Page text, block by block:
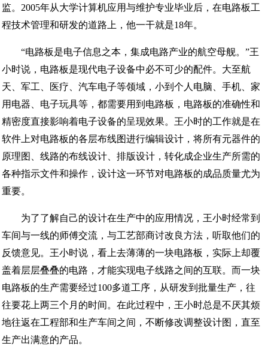
监。2005年从大学计算机应用与维护专业毕业后，在电路板工
程技术管理和研发的道路上，他一干就是18年。
“电路板是电子信息之本，集成电路产业的航空母舰。”王
小时说，电路板是现代电子设备中必不可少的配件。大至航
天、军工、医疗、汽车电子等领域，小到个人电脑、手机、家
用电器、电子玩具等，都需要用到电路板，电路板的准确性和
精密度直接影响着电子设备的呈现效果。王小时的工作就是在
软件上对电路板的各层布线图进行编辑设计，将所有元器件的
原理图、线路的布线设计、排版设计，转化成企业生产所需的
各种指示文件和操作，设计这一环节对电路板的成品质量尤为
重要。
为了了解自己的设计在生产中的应用情况，王小时经常到
车间与一线的师傅交流，与工艺部商讨改良方法，听取他们的
反馈意见。王小时说，看上去薄薄的一块电路板，实际上却覆
盖着层层叠叠的电路，才能实现电子线路之间的互联。而一块
电路板的生产需要经过100多道工序，从研发到批量生产，往
往要花上两三个月的时间。在此过程中，王小时总是不厌其烦
地往返在工程部和生产车间之间，不断修改调整设计图，直至
生产出满意的产品。